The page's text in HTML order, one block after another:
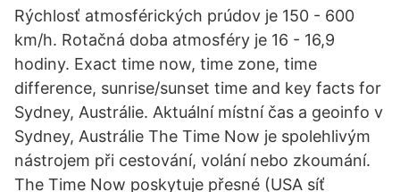
Rýchlosť atmosférických prúdov je 150 - 600
km/h. Rotačná doba atmosféry je 16 - 16,9
hodiny. Exact time now, time zone, time
difference, sunrise/sunset time and key facts for
Sydney, Austrálie. Aktuální místní čas a geoinfo v
Sydney, Austrálie The Time Now je spolehlivým
nástrojem při cestování, volání nebo zkoumání.
The Time Now poskytuje přesné (USA síť